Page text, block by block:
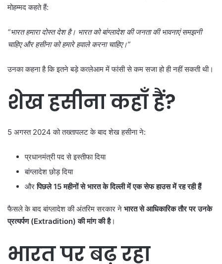
मोहम्मद कहते हैं:
“भारत हमारा दोस्त देश है। भारत को बांग्लादेश की जनता की भावनाएं समझनी
चाहिए और हसीना को हमारे हवाले करना चाहिए।”
उनका कहना है कि इतने बड़े कत्लेआम में फांसी से कम सजा हो ही नहीं सकती थी।
शेख हसीना कहाँ हैं?
5 अगस्त 2024 को तख्तापलट के बाद शेख हसीना ने:
प्रधानमंत्री पद से इस्तीफा दिया
बांग्लादेश छोड़ दिया
औरपिछले15महीनों से भारत के दिल्ली में एक सेफ हाउस में रह रही हैं
फैसले के बाद बांग्लादेश की अंतरिम सरकार ने भारत से आधिकारिक तौर पर उनके
प्रत्यर्पण (Extradition)की मांग की है।
भारत पर बढ़ रहा